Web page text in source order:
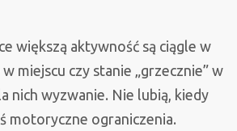
większą aktywność są ciągle w
miejscu czy stanie „grzecznie” w
nich wyzwanie. Nie lubią, kiedy
motoryczne ograniczenia.